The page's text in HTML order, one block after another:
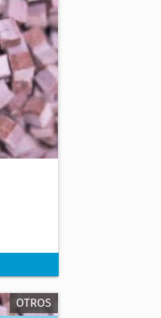
OTROS